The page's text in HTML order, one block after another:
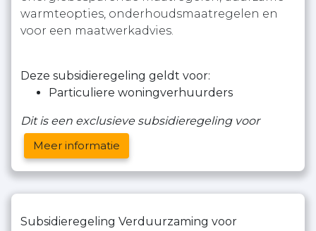
warmteopties, onderhoudsmaatregelen en
voor een maatwerkadvies.
Deze subsidieregeling geldt voor:
Particuliere woningverhuurders
Dit is een exclusieve subsidieregeling voor
Meer informatie
Subsidieregeling Verduurzaming voor